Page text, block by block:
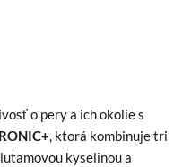
o pery a ich okolie s
, ktorá kombinuje tri
kyselinou a